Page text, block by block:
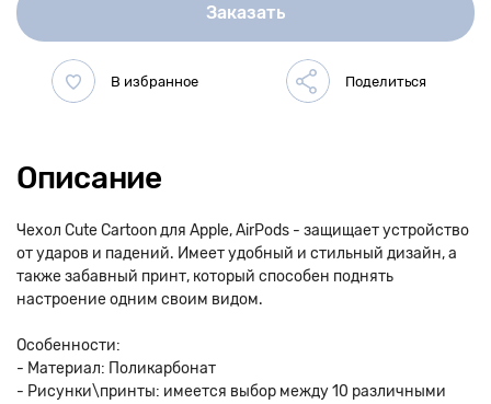
Заказать
Описание
Чехол Cute Cartoon для Apple, AirPods - защищает устройство
от ударов и падений. Имеет удобный и стильный дизайн, а
также забавный принт, который способен поднять
настроение одним своим видом.
Особенности:
- Материал: Поликарбонат
- Рисунки\принты: имеется выбор между 10 различными